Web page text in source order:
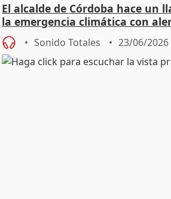
El alcalde de Córdoba hace un
la emergencia climática con
Sonido Totales 23/06/2026